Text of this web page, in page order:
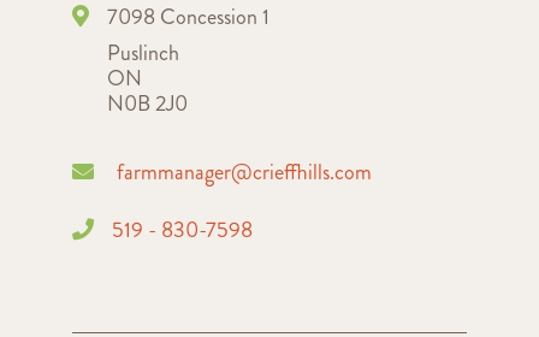
7098 Concession 1
Puslinch
ON
N0B 2J0
farmmanager@crieffhills.com
519 - 830-7598